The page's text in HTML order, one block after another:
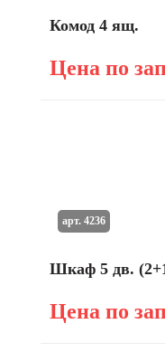
Комод 4 ящ.
Цена по
Шкаф 5 дв.
Цена по
арт. 4236